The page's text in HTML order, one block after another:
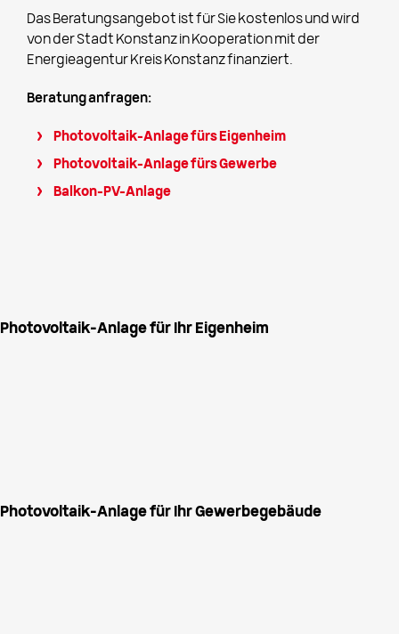
Das Beratungsangebot ist für Sie kostenlos und wird
von der Stadt Konstanz in Kooperation mit der
Energieagentur Kreis Konstanz finanziert.
Beratung anfragen:
Photovoltaik-Anlage fürs Eigenheim
Photovoltaik-Anlage fürs Gewerbe
Balkon-PV-Anlage
Photovoltaik-Anlage für Ihr Eigenheim
Photovoltaik-Anlage für Ihr Gewerbegebäude